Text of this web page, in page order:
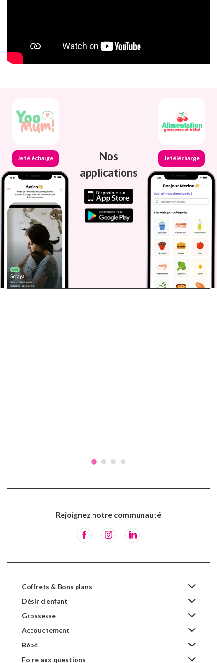
Je télécharge
Nos
applications
Je télécharge
Rejoignez notre communauté
Coffrets & Bons plans
Désir d'enfant
Grossesse
Accouchement
Bébé
Foire aux questions